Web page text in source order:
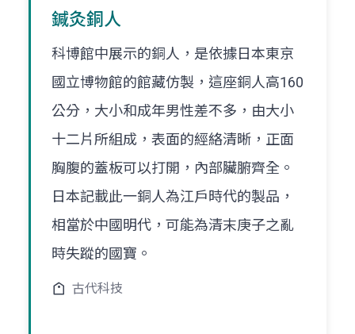
鍼灸銅人
科博館中展示的銅人，是依據日本東京
國立博物館的館藏仿製，這座銅人高160
公分，大小和成年男性差不多，由大小
十二片所組成，表面的經絡清晰，正面
胸腹的蓋板可以打開，內部臟腑齊全。
日本記載此一銅人為江戶時代的製品，
相當於中國明代，可能為清末庚子之亂
時失蹤的國寶。
古代科技